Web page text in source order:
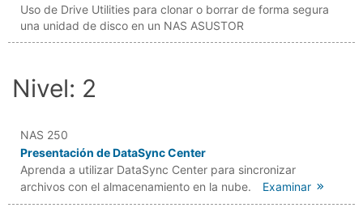
Uso de Drive Utilities para clonar o borrar de forma segura
una unidad de disco en un NAS ASUSTOR
Nivel: 2
NAS 250
Presentación de DataSync Center
Aprenda a utilizar DataSync Center para sincronizar
archivos con el almacenamiento en la nube.
Examinar